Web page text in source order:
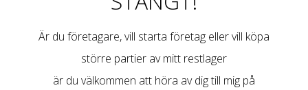
Är du företagare, vill starta företag eller vill köpa
större partier av mitt restlager
är du välkommen att höra av dig till mig på